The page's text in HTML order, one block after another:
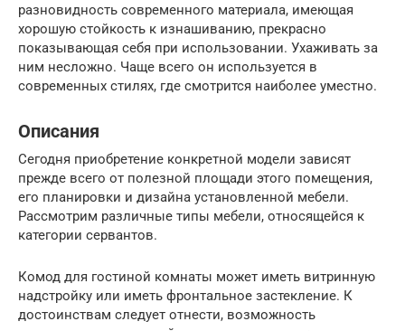
разновидность современного материала, имеющая
хорошую стойкость к изнашиванию, прекрасно
показывающая себя при использовании. Ухаживать за
ним несложно. Чаще всего он используется в
современных стилях, где смотрится наиболее уместно.
Описания
Сегодня приобретение конкретной модели зависят
прежде всего от полезной площади этого помещения,
его планировки и дизайна установленной мебели.
Рассмотрим различные типы мебели, относящейся к
категории сервантов.
Комод для гостиной комнаты может иметь витринную
надстройку или иметь фронтальное застекление. К
достоинствам следует отнести, возможность